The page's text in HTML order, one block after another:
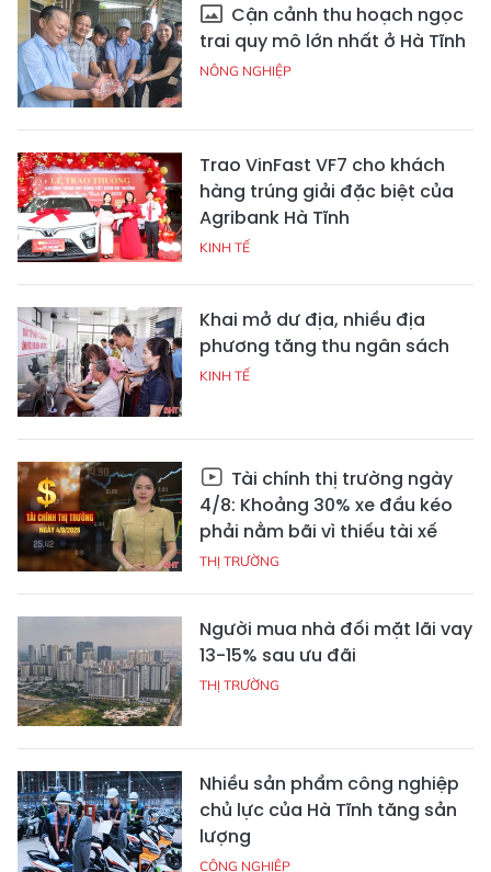
Cận cảnh thu hoạch ngọc
trai quy mô lớn nhất ở Hà Tĩnh
NÔNG NGHIỆP
Trao VinFast VF7 cho khách
hàng trúng giải đặc biệt của
Agribank Hà Tĩnh
KINH TẾ
Khai mở dư địa, nhiều địa
phương tăng thu ngân sách
KINH TẾ
Tài chính thị trường ngày
4/8: Khoảng 30% xe đầu kéo
phải nằm bãi vì thiếu tài xế
THỊ TRƯỜNG
Người mua nhà đối mặt lãi vay
13-15% sau ưu đãi
THỊ TRƯỜNG
Nhiều sản phẩm công nghiệp
chủ lực của Hà Tĩnh tăng sản
lượng
CÔNG NGHIỆP